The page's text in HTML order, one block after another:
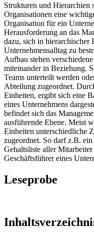
Strukturen und Hierarchien
Organisationen eine
Organisation für ein
Herausforderung an das
dazu, sich in hierarchischer
Unternehmensalltag zu
Aufbau stehen
miteinander in Beziehung.
Teams unterteilt werden
Abteilung zugeordnet.
Einheiten, ergibt sich eine
eines Unternehmens
befindet sich das
ausführende Ebene. Meist
Einheiten unterschiedliche
zugeordnet. So darf z.B.
Gehaltsliste aller
Geschäftsführer eines
Leseprobe